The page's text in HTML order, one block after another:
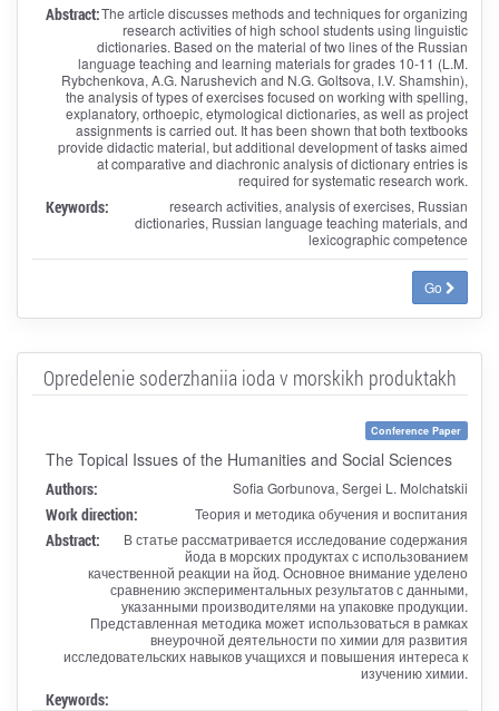
Abstract:The article discusses methods and techniques for organizing
research activities of high school students using linguistic
dictionaries. Based on the material of two lines of the Russian
language teaching and learning materials for grades 10-11 (L.M.
Rybchenkova, A.G. Narushevich and N.G. Goltsova, I.V. Shamshin),
the analysis of types of exercises focused on working with spelling,
explanatory, orthoepic, etymological dictionaries, as well as project
assignments is carried out. It has been shown that both textbooks
provide didactic material, but additional development of tasks aimed
at comparative and diachronic analysis of dictionary entries is
required for systematic research work.
Keywords:
research activities, analysis of exercises, Russian
dictionaries, Russian language teaching materials, and
lexicographic competence
Go
Opredelenie soderzhaniia ioda v morskikh produktakh
Conference Paper
The Topical Issues of the Humanities and Social Sciences
Authors: Sofia Gorbunova, Sergei L. Molchatskii
Work direction: Теория и методика обучения и воспитания
Abstract:
В статье рассматривается исследование содержания
йода в морских продуктах с использованием
качественной реакции на йод. Основное внимание уделено
сравнению экспериментальных результатов с данными,
указанными производителями на упаковке продукции.
Представленная методика может использоваться в рамках
внеурочной деятельности по химии для развития
исследовательских навыков учащихся и повышения интереса к
изучению химии.
Keywords: